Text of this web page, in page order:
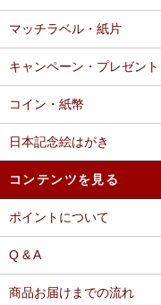
マッチラベル・紙片
キャンペーン・プレゼント
コイン・紙幣
日本記念絵はがき
コンテンツを見る
ポイントについて
Q & A
商品お届けまでの流れ